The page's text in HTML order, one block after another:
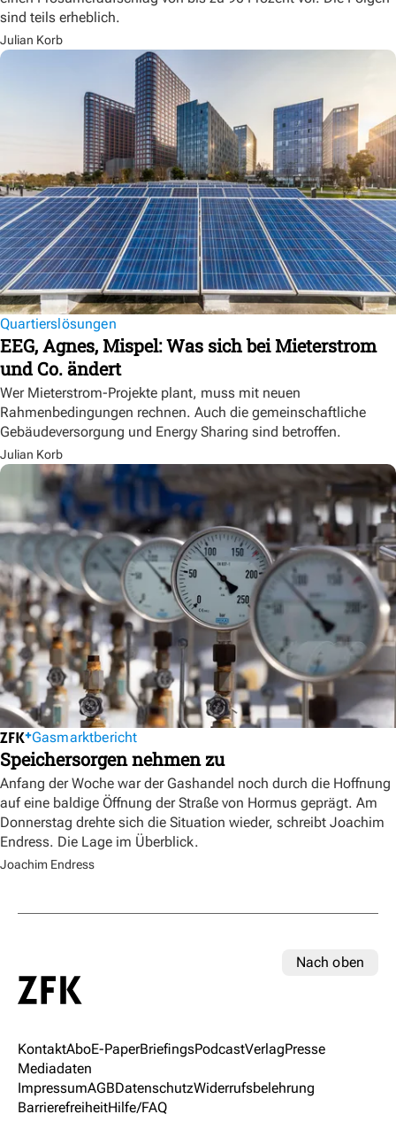
sind teils erheblich.
Julian Korb
Quartierslösungen
EEG, Agnes, Mispel: Was sich bei Mieterstrom
und Co. ändert
Wer Mieterstrom-Projekte plant, muss mit neuen
Rahmenbedingungen rechnen. Auch die gemeinschaftliche
Gebäudeversorgung und Energy Sharing sind betroffen.
Julian Korb
Gasmarktbericht
Speichersorgen nehmen zu
Anfang der Woche war der Gashandel noch durch die Hoffnung
auf eine baldige Öffnung der Straße von Hormus geprägt. Am
Donnerstag drehte sich die Situation wieder, schreibt Joachim
Endress. Die Lage im Überblick.
Joachim Endress
Nach oben
KontaktAboE-PaperBriefingsPodcastVerlagPresse
Mediadaten
ImpressumAGBDatenschutzWiderrufsbelehrung
BarrierefreiheitHilfe/FAQ